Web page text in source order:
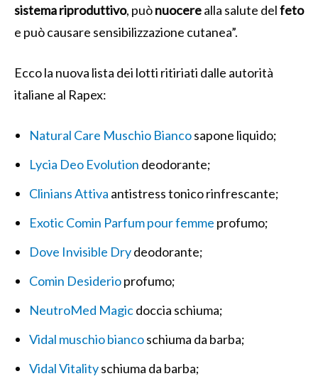
sistemariproduttivo, puònuocerealla salute delfeto
e può causare sensibilizzazione cutanea”.
Ecco la nuova lista dei lotti ritiriati dalle autorità
italiane al Rapex:
Natural Care Muschio Biancosapone liquido;
Lycia Deo Evolution deodorante;
Clinians Attiva antistress tonico rinfrescante;
Exotic Comin Parfum pour femme profumo;
Dove Invisible Drydeodorante;
Comin Desiderioprofumo;
NeutroMed Magicdoccia schiuma;
Vidal muschio biancoschiuma da barba;
Vidal Vitalityschiuma da barba;